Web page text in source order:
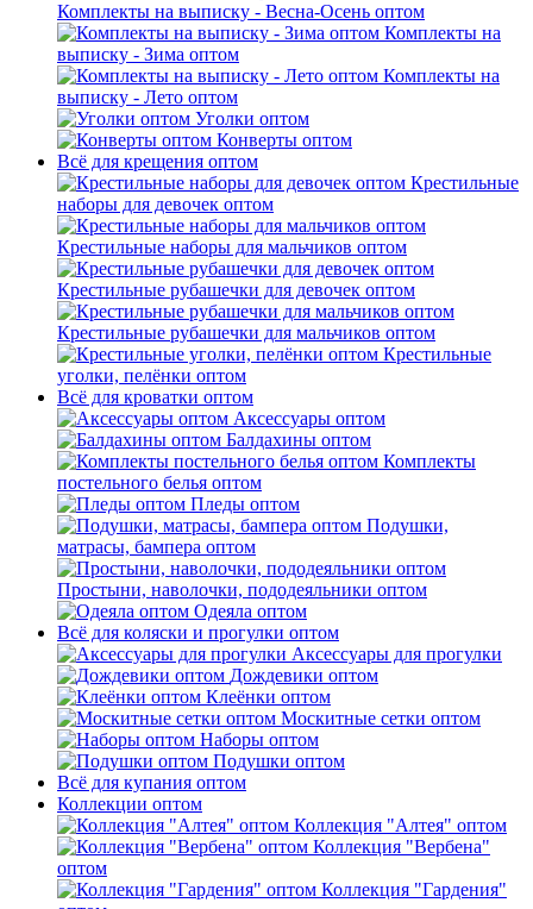
Комплекты на выписку - Весна-Осень оптом
Комплекты на
выписку - Зима оптом
Комплекты на
выписку - Лето оптом
Уголки оптом
Конверты оптом
Всё для крещения оптом
Крестильные
наборы для девочек оптом
Крестильные наборы для мальчиков оптом
Крестильные рубашечки для девочек оптом
Крестильные рубашечки для мальчиков оптом
Крестильные
уголки, пелёнки оптом
Всё для кроватки оптом
Аксессуары оптом
Балдахины оптом
Комплекты
постельного белья оптом
Пледы оптом
Подушки,
матрасы, бампера оптом
Простыни, наволочки, пододеяльники оптом
Одеяла оптом
Всё для коляски и прогулки оптом
Аксессуары для прогулки
Дождевики оптом
Клеёнки оптом
Москитные сетки оптом
Наборы оптом
Подушки оптом
Всё для купания оптом
Коллекции оптом
Коллекция "Алтея" оптом
Коллекция "Вербена"
оптом
Коллекция "Гардения"